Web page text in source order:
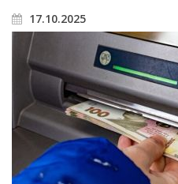
17.10.2025